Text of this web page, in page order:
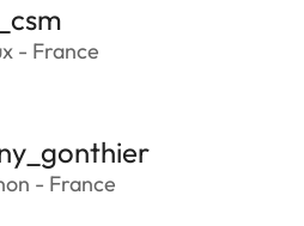
- France
- France